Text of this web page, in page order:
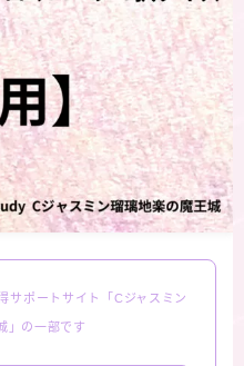
サポートサイト「Cジャスミン
」の一部です